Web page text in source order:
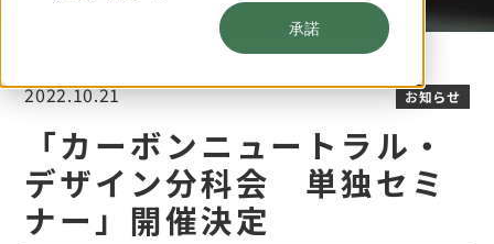
承諾
2022.10.21 お知らせ
「カーボンニュートラル・
デザイン分科会 単独セミ
ナー」開催決定